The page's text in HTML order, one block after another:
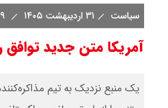
قیمت نفت امروز جمعه ۱۶ مرداد
سیاست ۳۱ اردیبهشت ۱۴۰۵
آمریکا متن جدید توافق